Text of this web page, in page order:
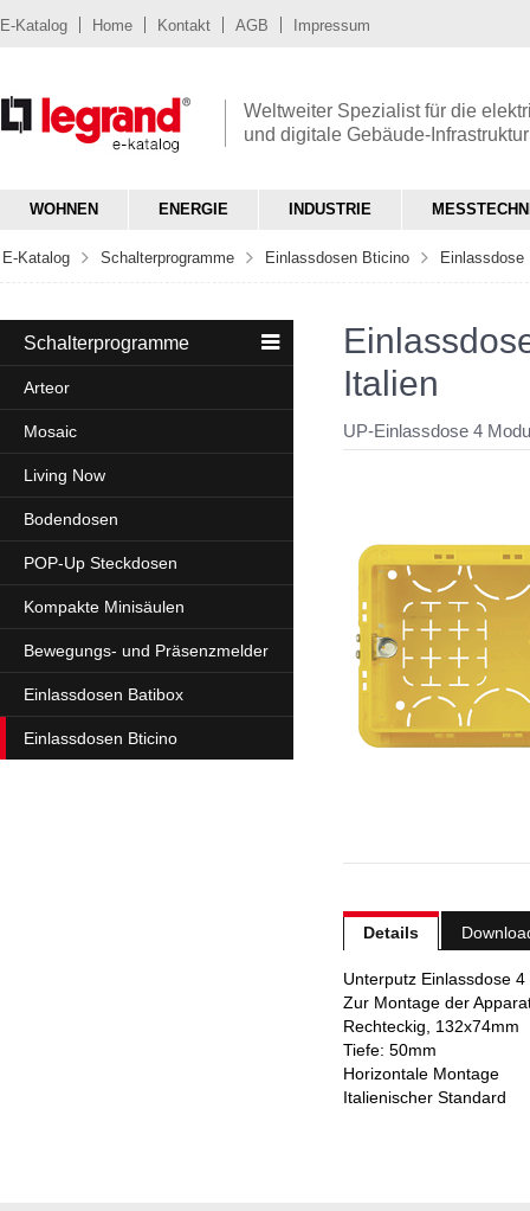
E-Katalog Home Kontakt AGB Impressum
Weltweiter Spezialist für die
und digitale Gebäude-Infrastruktur
WOHNEN ENERGIE INDUSTRIE
E-Katalog Schalterprogramme Einlassdosen Bticino Einlassdose
Schalterprogramme
Arteor
Mosaic
Living Now
Bodendosen
POP-Up Steckdosen
Kompakte Minisäulen
Bewegungs- und Präsenzmelder
Einlassdosen Batibox
Einlassdosen Bticino
Italien
UP-Einlassdose 4
Details
Unterputz Einlassdose
Zur Montage der
Rechteckig, 132x74mm
Tiefe: 50mm
Horizontale Montage
Italienischer Standard